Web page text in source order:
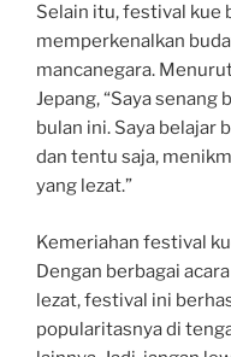
Selain itu, festival kue
memperkenalkan
mancanegara.
Jepang, “Saya
bulan ini. Saya belajar
dan tentu saja,
yang lezat.”
Kemeriahan festival
Dengan berbagai
lezat, festival ini
popularitasnya di